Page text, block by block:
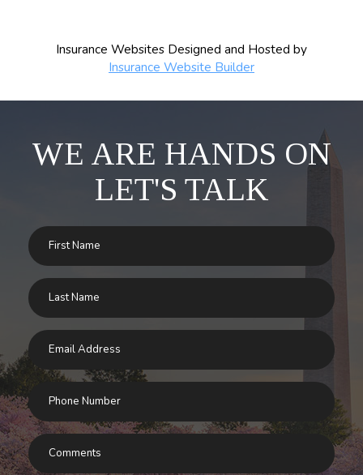
Insurance Websites Designed and Hosted by
Insurance Website Builder
WE ARE HANDS ON
LET'S TALK